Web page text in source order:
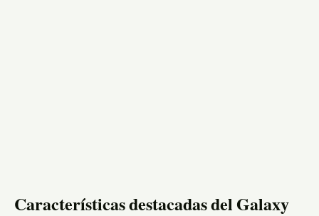
Características destacadas del Galaxy